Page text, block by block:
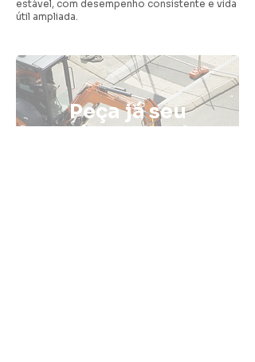
estável, com desempenho consistente e vida
útil ampliada.
Peça já seu
orçamento de